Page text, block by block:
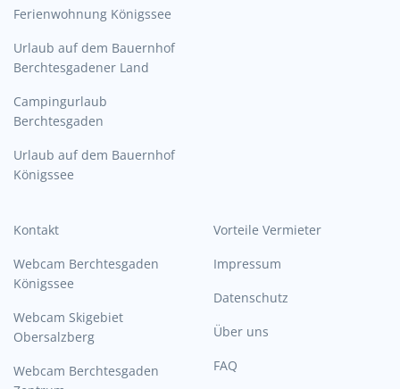
Ferienwohnung Königssee
Urlaub auf dem Bauernhof
Berchtesgadener Land
Campingurlaub
Berchtesgaden
Urlaub auf dem Bauernhof
Königssee
Kontakt
Webcam Berchtesgaden
Königssee
Webcam Skigebiet
Obersalzberg
Webcam Berchtesgaden
Vorteile Vermieter
Impressum
Datenschutz
Über uns
FAQ